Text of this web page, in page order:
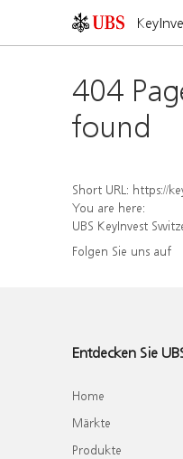
404
found
Short URL: https://keyinvest-
You are here:
UBS KeyInvest
Folgen Sie uns auf
Entdecken Sie
Home
Märkte
Produkte